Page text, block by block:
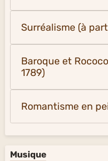
Surréalisme (à
Baroque et
1789)
Romantisme en
Musique